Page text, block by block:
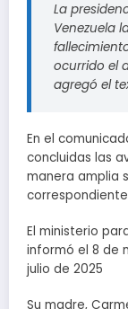
La
Venezuela
ocurrido el
agregó el
En el
concluidas las
manera amplia
El ministerio
informó el 8 de
julio de 2025
Su madre,